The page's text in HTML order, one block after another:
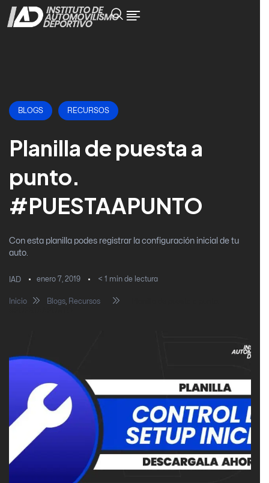
BLOGS RECURSOS
Planilla de puesta a
punto.
#PUESTAAPUNTO
Con esta planilla podes registrar la configuración inicial de tu
auto.
IAD enero 7, 2019 < 1 min de lectura
Inicio Blogs, Recursos